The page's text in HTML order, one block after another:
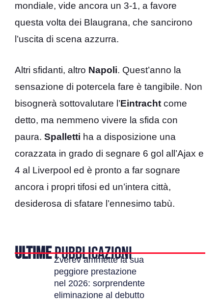
mondiale, vide ancora un 3-1, a favore
questa volta dei Blaugrana, che sancirono
l’uscita di scena azzurra.
Altri sfidanti, altro Napoli. Quest’anno la
sensazione di potercela fare è tangibile. Non
bisognerà sottovalutare l’Eintracht come
detto, ma nemmeno vivere la sfida con
paura. Spalletti ha a disposizione una
corazzata in grado di segnare 6 gol all’Ajax e
4 al Liverpool ed è pronto a far sognare
ancora i propri tifosi ed un’intera città,
desiderosa di sfatare l’ennesimo tabù.
ULTIMEPUBBLICAZIONI
Zverev ammette la sua
peggiore prestazione
nel 2026: sorprendente
eliminazione al debutto